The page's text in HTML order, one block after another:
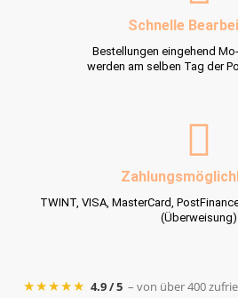
Schnelle
Bestellungen eingehend
werden am selben Tag der
TWINT, VISA, MasterCard,
(Überweisung)
★★★★★ 4.9 / 5 – von über 400